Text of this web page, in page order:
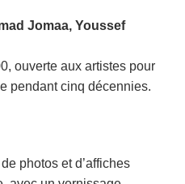
Jomaa, Youssef
ouverte aux artistes pour
pendant cinq décennies.
photos et d’affiches